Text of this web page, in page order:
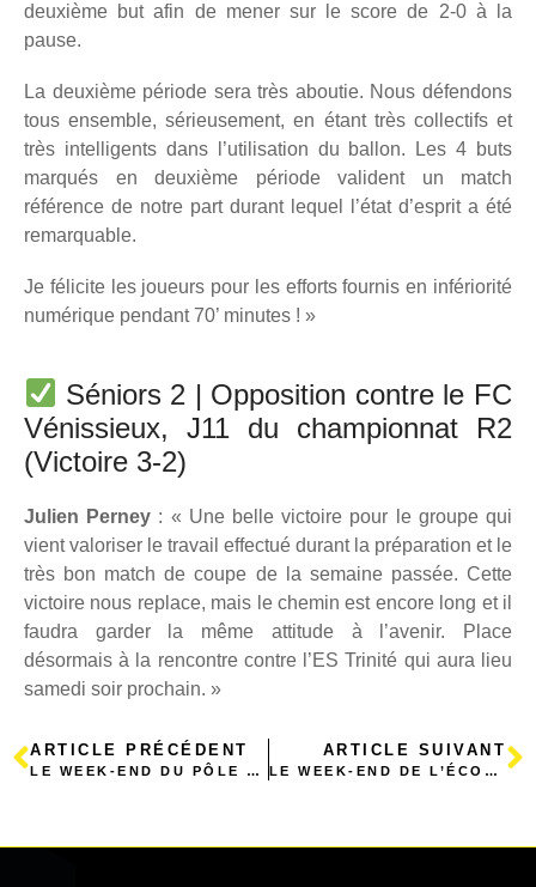
deuxième but afin de mener sur le score de 2-0 à la
pause.
La deuxième période sera très aboutie. Nous défendons
tous ensemble, sérieusement, en étant très collectifs et
très intelligents dans l’utilisation du ballon. Les 4 buts
marqués en deuxième période valident un match
référence de notre part durant lequel l’état d’esprit a été
remarquable.
Je félicite les joueurs pour les efforts fournis en infériorité
numérique pendant 70’ minutes ! »
Séniors 2 | Opposition contre le FC
Vénissieux, J11 du championnat R2
(Victoire 3-2)
Julien Perney : « Une belle victoire pour le groupe qui
vient valoriser le travail effectué durant la préparation et le
très bon match de coupe de la semaine passée. Cette
victoire nous replace, mais le chemin est encore long et il
faudra garder la même attitude à l’avenir. Place
désormais à la rencontre contre l’ES Trinité qui aura lieu
samedi soir prochain. »
ARTICLE PRÉCÉDENT
LE WEEK-END DU PÔLE FORMATION
ARTICLE SUIVANT
LE WEEK-END DE L’ÉCOLE DE FOOT